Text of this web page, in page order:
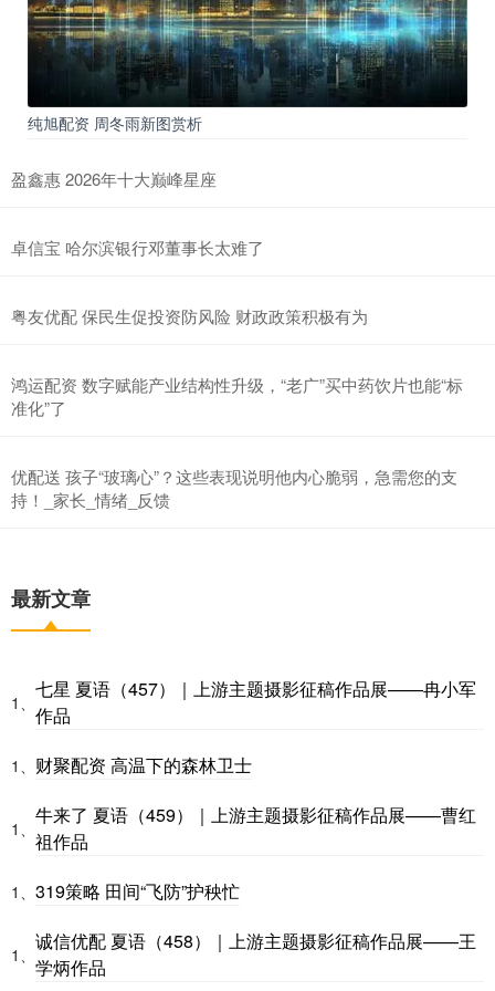
纯旭配资 周冬雨新图赏析
盈鑫惠 2026年十大巅峰星座
卓信宝 哈尔滨银行邓董事长太难了
粤友优配 保民生促投资防风险 财政政策积极有为
鸿运配资 数字赋能产业结构性升级，“老广”买中药饮片也能“标
准化”了
优配送 孩子“玻璃心”？这些表现说明他内心脆弱，急需您的支
持！_家长_情绪_反馈
最新文章
1、
七星 夏语（457）｜上游主题摄影征稿作品展——冉小军
作品
1、 财聚配资 高温下的森林卫士
1、
牛来了 夏语（459）｜上游主题摄影征稿作品展——曹红
祖作品
1、 319策略 田间“飞防”护秧忙
1、
诚信优配 夏语（458）｜上游主题摄影征稿作品展——王
学炳作品